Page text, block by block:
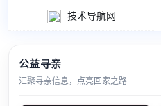
技术导航网
公益寻亲
汇聚寻亲信息，点亮回家之路